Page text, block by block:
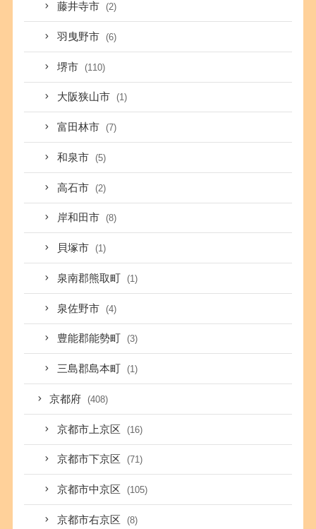
藤井寺市 (2)
羽曳野市 (6)
堺市 (110)
大阪狭山市 (1)
富田林市 (7)
和泉市 (5)
高石市 (2)
岸和田市 (8)
貝塚市 (1)
泉南郡熊取町 (1)
泉佐野市 (4)
豊能郡能勢町 (3)
三島郡島本町 (1)
京都府 (408)
京都市上京区 (16)
京都市下京区 (71)
京都市中京区 (105)
京都市右京区 (8)